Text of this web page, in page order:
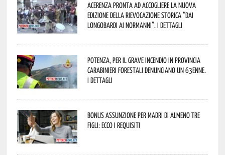
Acerenza pronta ad accogliere la nuova
edizione della rievocazione storica “Dai
Longobardi ai Normanni”. I dettagli
Potenza, per il grave incendio in Provincia
Carabinieri forestali denunciano un 63enne.
I dettagli
Bonus assunzione per madri di almeno tre
figli: ecco i requisiti